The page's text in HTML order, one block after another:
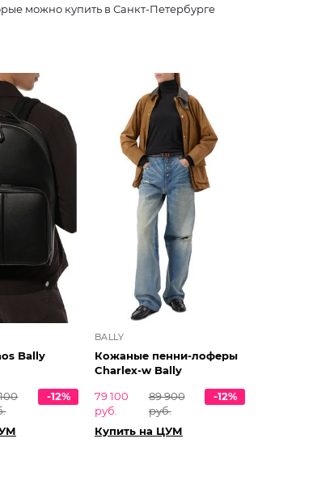
можно купить в Санкт-Петербурге
Bally
-12%
BALLY
Кожаные пенни-лоферы
Charlex-w Bally
79 100
руб.
89 900
руб.
-12%
Купить на ЦУМ